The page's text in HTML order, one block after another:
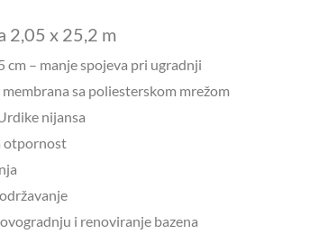
2,05 x 25,2 m
cm – manje spojeva pri ugradnji
sa poliesterskom mrežom
nijansa
otpornost
i renoviranje bazena